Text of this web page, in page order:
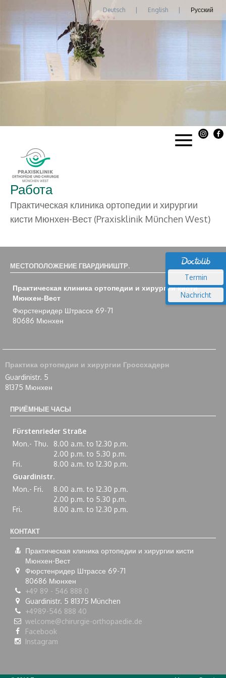
Deutsch English Русский
Работа
Практическая клиника ортопедии и хирургии
кисти Мюнхен-Вест (Praxisklinik München West)
МЕСТОПОЛОЖЕНИЕ ГВАРДИНИШТР.
Практическая клиника ортопедии и хирургии кисти
Мюнхен-Вест
Фюрстенридер Штрассе 69-71
80686 Мюнхен
Практика ортопедии и хирургии Гроссхадерн
Guardinistr. 5
81375 Мюнхен
ПРИЁМНЫЕ ЧАСЫ
Fürstenrieder Straße
Mon.- Thu.
8.00 a.m. to 12.30 p.m.
2.00 p.m. to 5.30 p.m.
Fri.
8.00 a.m. to 12.30 p.m.
Guardinistr.
Mon.- Fri.
8.00 a.m. to 12.30 p.m.
2.00 p.m. to 5.30 p.m.
Fri.
8.00 a.m. to 12.30 p.m.
КОНТАКТ
Практическая клиника ортопедии и хирургии кисти
Мюнхен-Вест
Фюрстенридер Штрассе 69-71
80686 Мюнхен
+49 89 - 546 888 0
Guardinistr. 5 81375 München
+4989-546 888 40
welcome@chirurgie-orthopaedie.de
Facebook
Instagram
Termin
Nachricht